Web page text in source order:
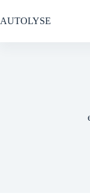
au
contenu
AUTOLYSE